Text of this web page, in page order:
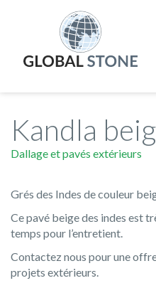
Kandla
Dallage et pavés extérieurs
Grés des Indes de couleur
Ce pavé beige des indes est
temps pour l’entretient.
Contactez nous pour une
projets extérieurs.